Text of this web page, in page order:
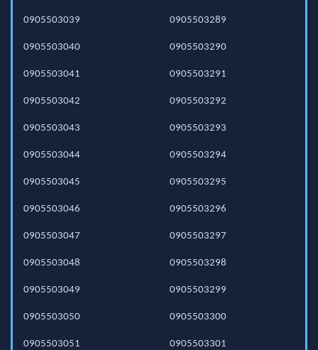
0905503039
0905503040
0905503041
0905503042
0905503043
0905503044
0905503045
0905503046
0905503047
0905503048
0905503049
0905503050
0905503051
0905503289
0905503290
0905503291
0905503292
0905503293
0905503294
0905503295
0905503296
0905503297
0905503298
0905503299
0905503300
0905503301